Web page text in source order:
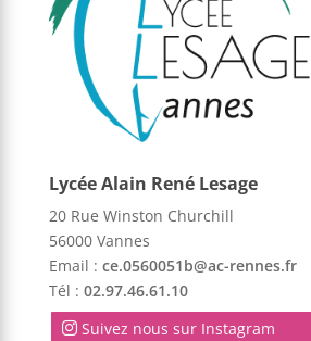
Lycée Alain René Lesage
20 Rue Winston Churchill
56000 Vannes
Email : ce.0560051b@ac-rennes.fr
Tél : 02.97.46.61.10
Suivez nous sur Instagram